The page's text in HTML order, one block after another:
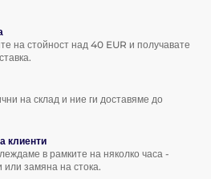
на стойност над 40 EUR и получавате
на склад и ние ги доставяме до
клиенти
в рамките на няколко часа -
или замяна на стока.